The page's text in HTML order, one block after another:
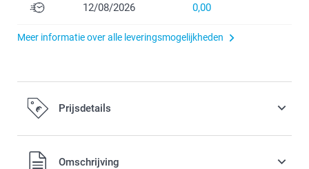
12/08/2026 0,00
Meer informatie over alle leveringsmogelijkheden
Prijsdetails
Alle prijzen zijn inclusief BTW
Omschrijving